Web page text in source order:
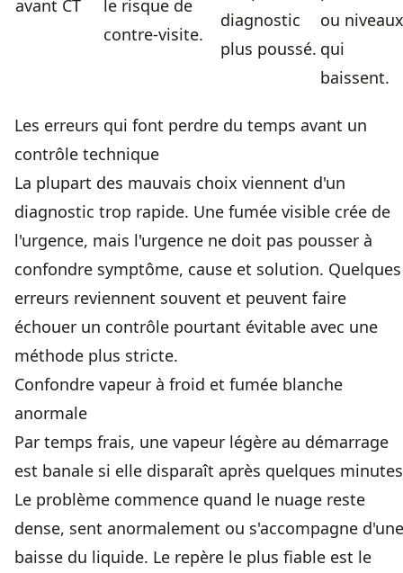
avant CT
le risque de
contre-visite.
diagnostic
plus poussé.
ou niveaux
qui
baissent.
Les erreurs qui font perdre du temps avant un
contrôle technique
La plupart des mauvais choix viennent d'un
diagnostic trop rapide. Une fumée visible crée de
l'urgence, mais l'urgence ne doit pas pousser à
confondre symptôme, cause et solution. Quelques
erreurs reviennent souvent et peuvent faire
échouer un contrôle pourtant évitable avec une
méthode plus stricte.
Confondre vapeur à froid et fumée blanche
anormale
Par temps frais, une vapeur légère au démarrage
est banale si elle disparaît après quelques
Le problème commence quand le nuage reste
dense, sent anormalement ou s'accompagne d'une
baisse du liquide. Le repère le plus fiable est le